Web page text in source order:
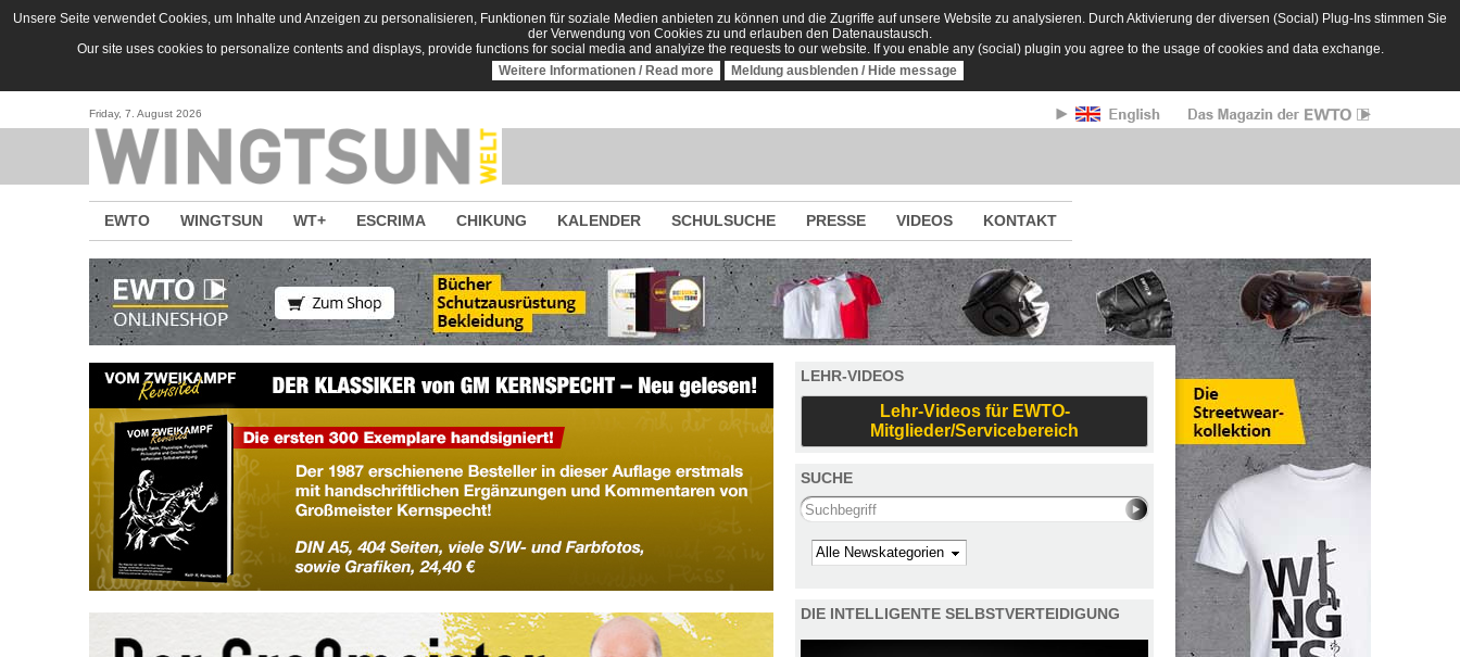
Direkt zum Inhalt
Unsere Seite verwendet Cookies, um Inhalte und Anzeigen zu personalisieren, Funktionen für soziale Medien anbieten zu können und die Zugriffe auf unsere Website zu analysieren. Durch Aktivierung der diversen (Social) Plug-Ins stimmen Sie
der Verwendung von Cookies zu und erlauben den Datenaustausch.
Our site uses cookies to personalize contents and displays, provide functions for social media and analyize the requests to our website. If you enable any (social) plugin you agree to the usage of cookies and data exchange.
Weitere Informationen / Read more
Meldung ausblenden / Hide message
Friday, 7. August 2026
EWTO WINGTSUN WT+ ESCRIMA CHIKUNG KALENDER SCHULSUCHE PRESSE VIDEOS KONTAKT
LEHR-VIDEOS
Lehr-Videos für EWTO-
Mitglieder/Servicebereich
SUCHE
Search this site
Kategorie
DIE INTELLIGENTE SELBSTVERTEIDIGUNG